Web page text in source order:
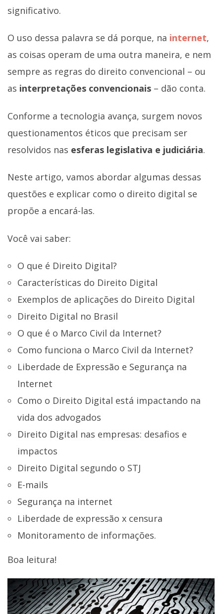
significativo.
O uso dessa palavra se dá porque, na internet,
as coisas operam de uma outra maneira, e nem
sempre as regras do direito convencional – ou
as interpretações convencionais – dão conta.
Conforme a tecnologia avança, surgem novos
questionamentos éticos que precisam ser
resolvidos nas esferas legislativa e judiciária.
Neste artigo, vamos abordar algumas dessas
questões e explicar como o direito digital se
propõe a encará-las.
Você vai saber:
O que é Direito Digital?
Características do Direito Digital
Exemplos de aplicações do Direito Digital
Direito Digital no Brasil
O que é o Marco Civil da Internet?
Como funciona o Marco Civil da Internet?
Liberdade de Expressão e Segurança na
Internet
Como o Direito Digital está impactando na
vida dos advogados
Direito Digital nas empresas: desafios e
impactos
Direito Digital segundo o STJ
E-mails
Segurança na internet
Liberdade de expressão x censura
Monitoramento de informações.
Boa leitura!